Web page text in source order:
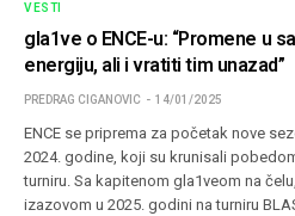
VESTI
gla1ve o ENCE-u: “Promene u
energiju, ali i vratiti tim unazad”
PREDRAG CIGANOVIC 14/01/2025
ENCE se priprema za početak nove
2024. godine, koji su krunisali
turniru. Sa kapitenom gla1veom na
izazovom u 2025. godini na turniru